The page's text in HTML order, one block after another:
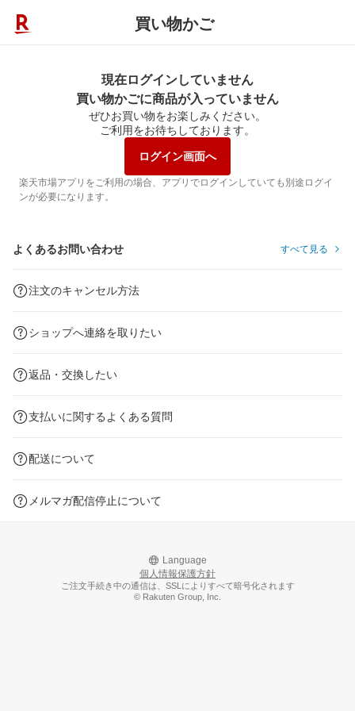
買い物かご
現在ログインしていません
買い物かごに商品が入っていません
ぜひお買い物をお楽しみください。
ご利用をお待ちしております。
ログイン画面へ
楽天市場アプリをご利用の場合、アプリでログインしていても別途ログイ
ンが必要になります。
よくあるお問い合わせ すべて見る
注文のキャンセル方法
ショップへ連絡を取りたい
返品・交換したい
支払いに関するよくある質問
配送について
メルマガ配信停止について
Language
個人情報保護方針
ご注文手続き中の通信は、SSLによりすべて暗号化されます
© Rakuten Group, Inc.